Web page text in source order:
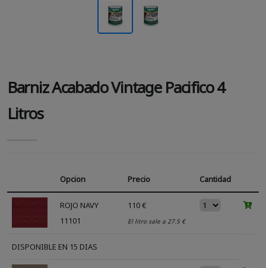
Barniz Acabado Vintage Pacifico 4
Litros
Opcion Precio Cantidad
ROJO NAVY
11101
110 €
El litro sale a 27.5 €
DISPONIBLE EN 15 DIAS